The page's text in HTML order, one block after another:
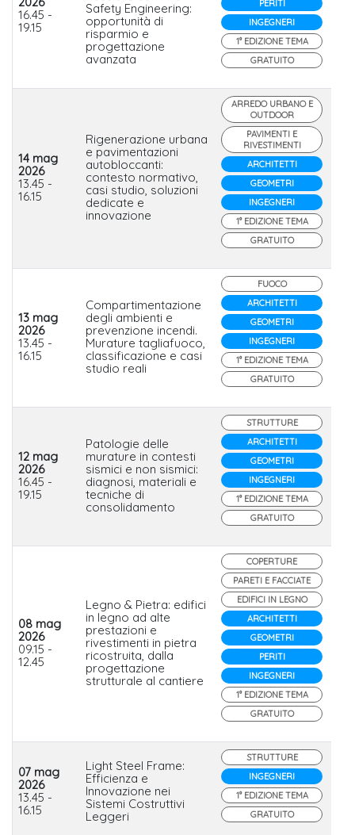
16.45 -
19.15
Safety Engineering:
opportunità di
risparmio e
progettazione
avanzata
PERITI
INGEGNERI
1° EDIZIONE TEMA
GRATUITO
14 mag
2026
13.45 -
16.15
Rigenerazione urbana
e pavimentazioni
autobloccanti:
contesto normativo,
casi studio, soluzioni
dedicate e
innovazione
ARREDO URBANO E
OUTDOOR
PAVIMENTI E
RIVESTIMENTI
ARCHITETTI
GEOMETRI
INGEGNERI
1° EDIZIONE TEMA
GRATUITO
13 mag
2026
13.45 -
16.15
Compartimentazione
degli ambienti e
prevenzione incendi.
Murature tagliafuoco,
classificazione e casi
studio reali
FUOCO
ARCHITETTI
GEOMETRI
INGEGNERI
1° EDIZIONE TEMA
GRATUITO
12 mag
2026
16.45 -
19.15
Patologie delle
murature in contesti
sismici e non sismici:
diagnosi, materiali e
tecniche di
consolidamento
STRUTTURE
ARCHITETTI
GEOMETRI
INGEGNERI
1° EDIZIONE TEMA
GRATUITO
08 mag
2026
09.15 -
12.45
Legno & Pietra: edifici
in legno ad alte
prestazioni e
rivestimenti in pietra
ricostruita, dalla
progettazione
strutturale al cantiere
COPERTURE
PARETI E FACCIATE
EDIFICI IN LEGNO
ARCHITETTI
GEOMETRI
PERITI
INGEGNERI
1° EDIZIONE TEMA
GRATUITO
07 mag
2026
13.45 -
16.15
Light Steel Frame:
Efficienza e
Innovazione nei
Sistemi Costruttivi
Leggeri
STRUTTURE
INGEGNERI
1° EDIZIONE TEMA
GRATUITO